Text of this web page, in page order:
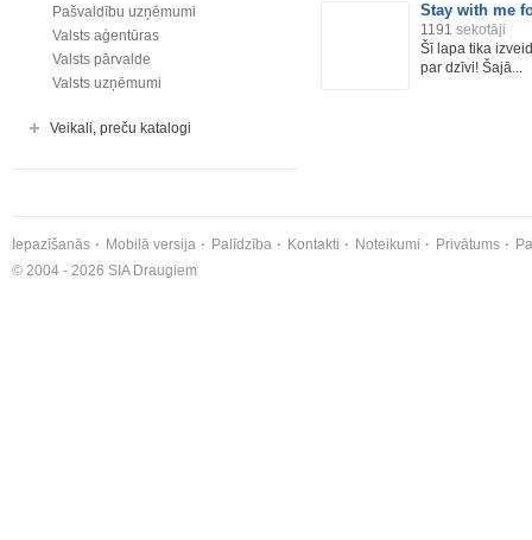
Pašvaldību uzņēmumi
Valsts aģentūras
Valsts pārvalde
Valsts uzņēmumi
Veikali, preču katalogi
Stay with me
1191 sekotāji
Šī lapa tika
par dzīvi! Šajā...
Iepazīšanās Mobilā versija Palīdzība Kontakti Noteikumi Privātums
© 2004 - 2026 SIA Draugiem